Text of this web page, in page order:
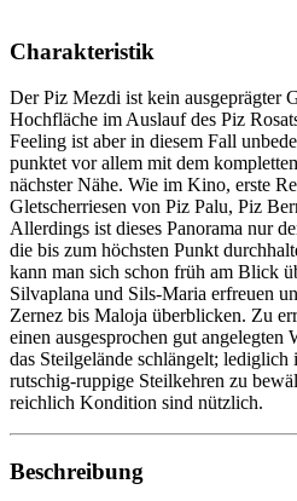
Charakteristik
Der Piz Mezdi ist kein ausgeprägter
Hochfläche im Auslauf des Piz
Feeling ist aber in diesem Fall
punktet vor allem mit dem
nächster Nähe. Wie im Kino, erste
Gletscherriesen von Piz Palu, Piz
Allerdings ist dieses Panorama nur
die bis zum höchsten Punkt
kann man sich schon früh am Blick
Silvaplana und Sils-Maria erfreuen
Zernez bis Maloja überblicken. Zu
einen ausgesprochen gut angelegten
das Steilgelände schlängelt;
rutschig-ruppige Steilkehren zu
reichlich Kondition sind nützlich.
Beschreibung